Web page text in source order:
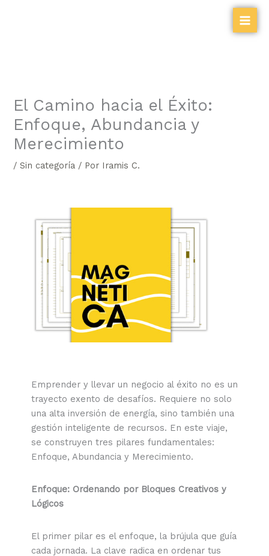
El Camino hacia el Éxito:
Enfoque, Abundancia y
Merecimiento
/Sin categoría / Por Iramis C.
Emprender y llevar un negocio al éxito no es un
trayecto exento de desafíos. Requiere no solo
una alta inversión de energía, sino también una
gestión inteligente de recursos. En este viaje,
se construyen tres pilares fundamentales:
Enfoque, Abundancia y Merecimiento.
Enfoque: Ordenando por Bloques Creativos y
Lógicos
El primer pilar es el enfoque, la brújula que guía
cada jornada. La clave radica en ordenar tus